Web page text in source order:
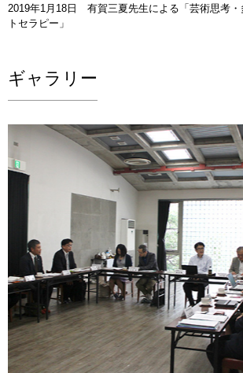
2019年1月18日 有賀三夏先生による「芸術思考
トセラピー」
ギャラリー